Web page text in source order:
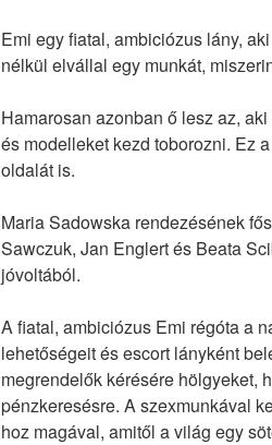
Emi egy fiatal, ambiciózus lány,
nélkül elvállal egy munkát,
Hamarosan azonban ő lesz az,
és modelleket kezd toborozni. Ez
oldalát is.
Maria Sadowska rendezésének
Sawczuk, Jan Englert és Beata
jóvoltából.
A fiatal, ambiciózus Emi régóta a
lehetőségeit és escort lányként
megrendelők kérésére hölgyeket,
pénzkeresésre. A szexmunkával
hoz magával, amitől a világ egy